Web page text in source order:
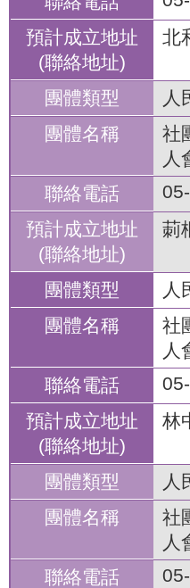
北
人
社
人
莿
人
社
人
林
人
社
人